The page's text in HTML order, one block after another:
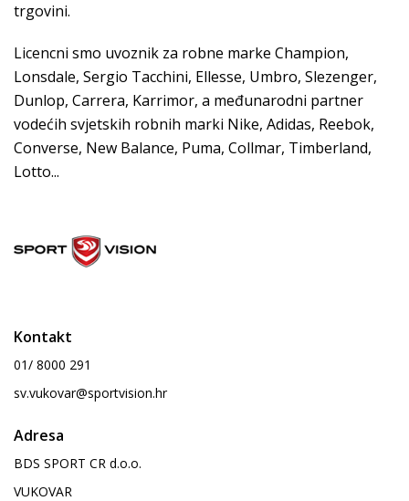
trgovini.
Licencni smo uvoznik za robne marke Champion,
Lonsdale, Sergio Tacchini, Ellesse, Umbro, Slezenger,
Dunlop, Carrera, Karrimor, a međunarodni partner
vodećih svjetskih robnih marki Nike, Adidas, Reebok,
Converse, New Balance, Puma, Collmar, Timberland,
Lotto...
Kontakt
01/ 8000 291
sv.vukovar@sportvision.hr
Adresa
BDS SPORT CR d.o.o.
VUKOVAR